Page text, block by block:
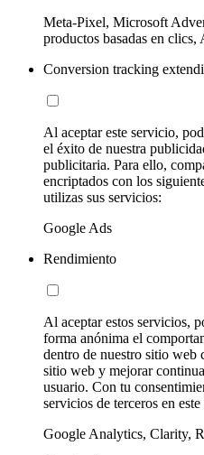
Meta-Pixel, Microsoft
productos basadas en clics,
Conversion tracking
Al aceptar este servicio,
el éxito de nuestra
publicitaria. Para ello,
encriptados con los
utilizas sus servicios:
Google Ads
Rendimiento
Al aceptar estos servicios,
forma anónima el
dentro de nuestro sitio web
sitio web y mejorar
usuario. Con tu
servicios de terceros en
Google Analytics, Clarity,